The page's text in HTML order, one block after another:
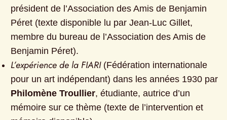
président de l’Association des Amis de Benjamin
Péret (texte disponible lu par Jean-Luc Gillet,
membre du bureau de l’Association des Amis de
Benjamin Péret).
L’expérience de la FIARI (Fédération internationale
Philomène Troullier, étudiante, autrice d’un
mémoire sur ce thème (texte de l’intervention et